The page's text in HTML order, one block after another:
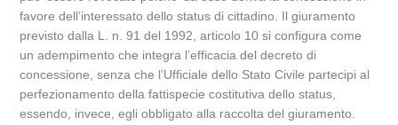
favore dell’interessato dello status di cittadino. Il giuramento
previsto dalla L. n. 91 del 1992, articolo 10 si configura come
un adempimento che integra l’efficacia del decreto di
concessione, senza che l’Ufficiale dello Stato Civile partecipi al
perfezionamento della fattispecie costitutiva dello status,
essendo, invece, egli obbligato alla raccolta del giuramento.